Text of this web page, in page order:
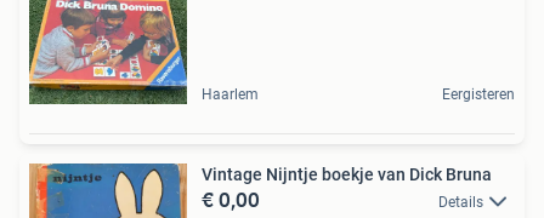
Haarlem Eergisteren
Vintage Nijntje boekje van Dick Bruna
€ 0,00 Details